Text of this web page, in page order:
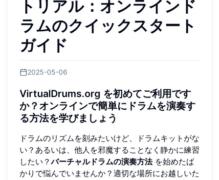
トリアル：オンラインド
ラムのクイックスタート
ガイド
2025-05-06
VirtualDrums.org を初めてご利用です
か？オンラインで簡単にドラムを演奏す
る方法を学びましょう
ドラムのリズムを刻みたいけど、ドラムキットがな
い？あるいは、他人を邪魔することなく静かに練習
したい？バーチャルドラムの演奏方法を始めたば
かりで悩んでいませんか？適切な場所にお越しいた